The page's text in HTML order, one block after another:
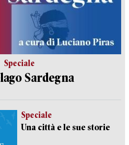
Speciale
Sardegna
Speciale
Una città e le sue storie